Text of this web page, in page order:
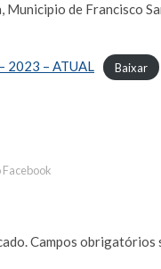
de Francisco
2023 – ATUAL Baixar
Campos obrigatórios